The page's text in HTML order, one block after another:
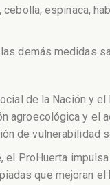
espinaca,
demás medidas
de la Nación y
agroecológica y el
de vulnerabilidad
ProHuerta
que mejoran